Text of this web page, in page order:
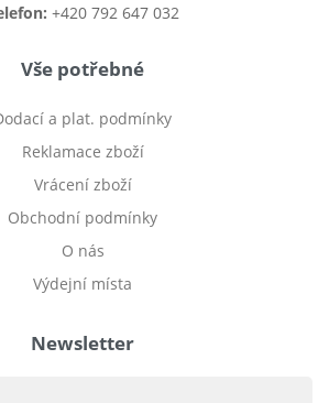
+420 792 647 032
Vše potřebné
a plat. podmínky
Reklamace zboží
Vrácení zboží
Obchodní podmínky
O nás
Výdejní místa
Newsletter